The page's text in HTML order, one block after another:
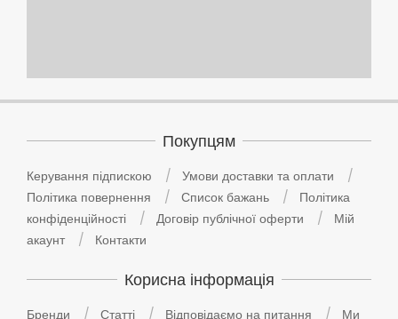
Покупцям
Керування підпискою
Умови доставки та оплати
Політика повернення
Список бажань
Політика
конфіденційності
Договір публічної оферти
Мій
акаунт
Контакти
Корисна інформація
Бренди Статті Відповідаємо на питання Ми